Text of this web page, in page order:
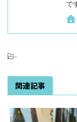
で
-
関連記事